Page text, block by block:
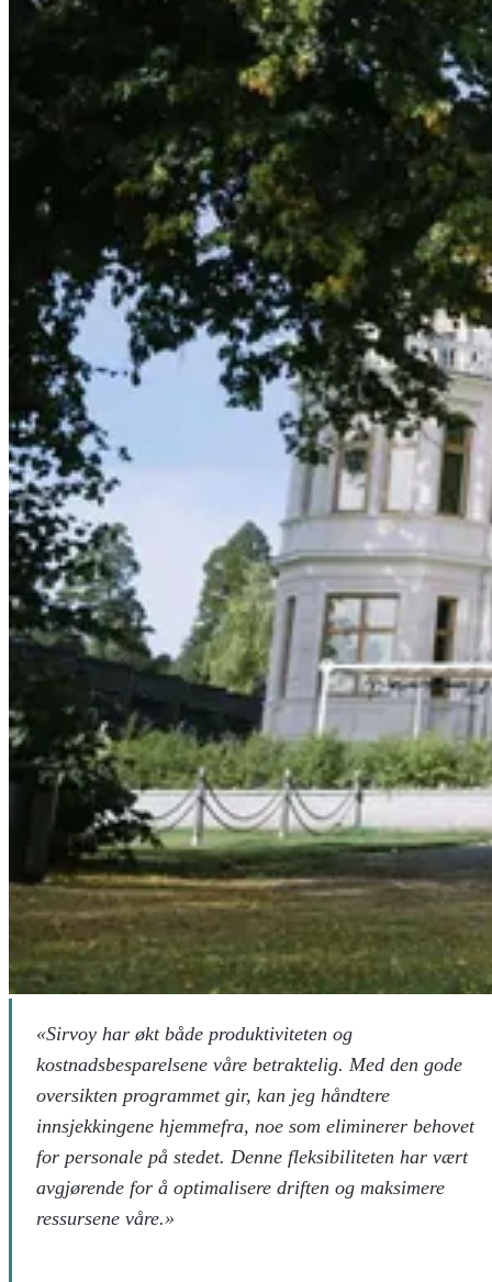
«Sirvoy har økt både produktiviteten og
kostnadsbesparelsene våre betraktelig. Med den gode
oversikten programmet gir, kan jeg håndtere
innsjekkingene hjemmefra, noe som eliminerer behovet
for personale på stedet. Denne fleksibiliteten har vært
avgjørende for å optimalisere driften og maksimere
ressursene våre.»